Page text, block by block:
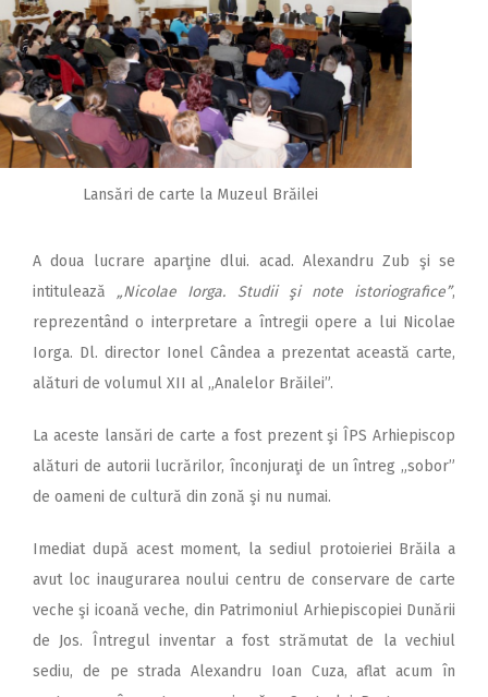
Lansări de carte la Muzeul Brăilei
A doua lucrare aparţine dlui. acad. Alexandru Zub şi se
intitulează „Nicolae Iorga. Studii şi note istoriografice”,
reprezentând o interpretare a întregii opere a lui Nicolae
Iorga. Dl. director Ionel Cândea a prezentat această carte,
alături de volumul XII al „Analelor Brăilei”.
La aceste lansări de carte a fost prezent şi ÎPS Arhiepiscop
alături de autorii lucrărilor, înconjuraţi de un întreg „sobor”
de oameni de cultură din zonă şi nu numai.
Imediat după acest moment, la sediul protoieriei Brăila a
avut loc inaugurarea noului centru de conservare de carte
veche şi icoană veche, din Patrimoniul Arhiepiscopiei Dunării
de Jos. Întregul inventar a fost strămutat de la vechiul
sediu, de pe strada Alexandru Ioan Cuza, aflat acum în